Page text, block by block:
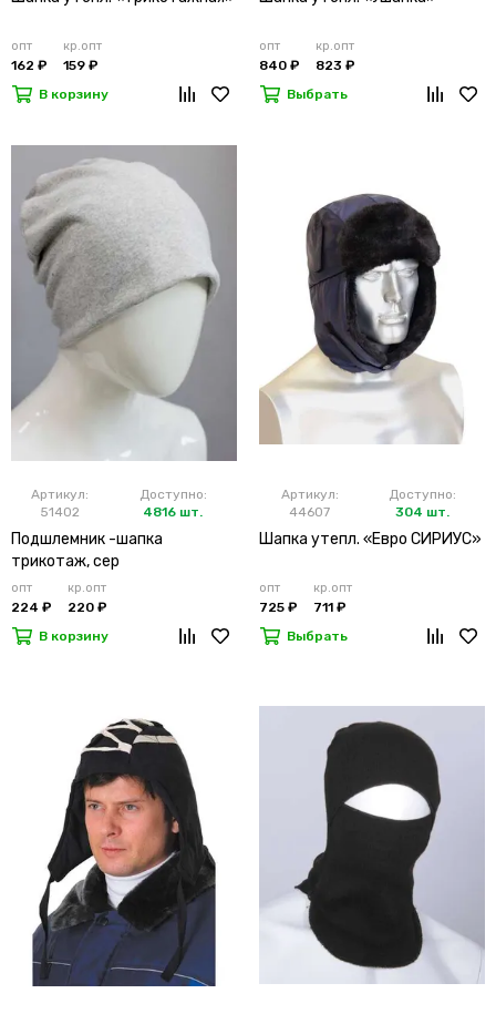
опт
162 ₽
кр.опт
159 ₽
В корзину
опт
840 ₽
кр.опт
823 ₽
Выбрать
Артикул:
51402
Доступно:
4816 шт.
Подшлемник -шапка
трикотаж, сер
опт
224 ₽
кр.опт
220 ₽
В корзину
Артикул:
44607
Доступно:
304 шт.
Шапка утепл. «Евро СИРИУС»
опт
725 ₽
кр.опт
711 ₽
Выбрать